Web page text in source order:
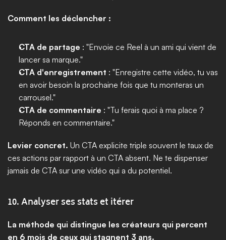
Comment les déclencher :
CTA de partage : "Envoie ce Reel à un ami qui vient de
lancer sa marque."
CTA d'enregistrement : "Enregistre cette vidéo, tu vas
en avoir besoin la prochaine fois que tu monteras un
carrousel."
CTA de commentaire : "Tu ferais quoi à ma place ?
Réponds en commentaire."
Levier concret. Un CTA explicite triple souvent le taux de
ces actions par rapport à un CTA absent. Ne te dispenser
jamais de CTA sur une vidéo qui a du potentiel.
10. Analyser ses stats et itérer
La méthode qui distingue les créateurs qui percent
en 6 mois de ceux qui stagnent 3 ans.